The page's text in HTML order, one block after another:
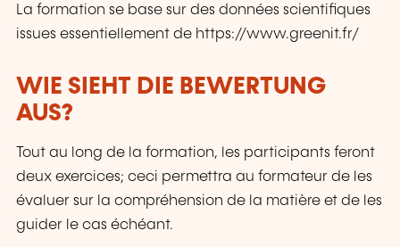
La formation se base sur des données scientifiques
issues essentiellement de https://www.greenit.fr/
WIE SIEHT DIE BEWERTUNG
AUS?
Tout au long de la formation, les participants feront
deux exercices; ceci permettra au formateur de les
évaluer sur la compréhension de la matière et de les
guider le cas échéant.